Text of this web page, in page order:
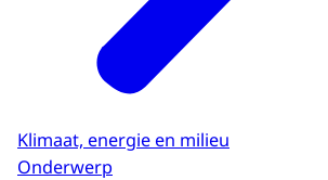
Klimaat, energie en milieu
Onderwerp